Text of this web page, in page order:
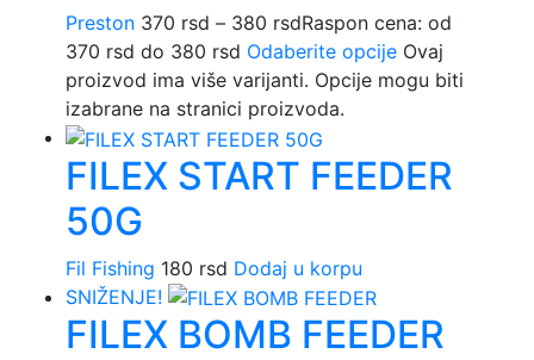
Preston 370 rsd – 380 rsdRaspon cena: od
370 rsd do 380 rsd Odaberite opcije Ovaj
proizvod ima više varijanti. Opcije mogu biti
izabrane na stranici proizvoda.
FILEX START FEEDER
50G
Fil Fishing 180 rsd Dodaj u korpu
SNIŽENJE!
FILEX BOMB FEEDER